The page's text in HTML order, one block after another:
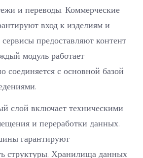
и переводы. Коммерческие
вход к изделиям и
предоставляют контент
модуль работает
соединяется с основной базой
слой включает техническими
и переработки данных.
гарантируют
структуры. Хранилища данных